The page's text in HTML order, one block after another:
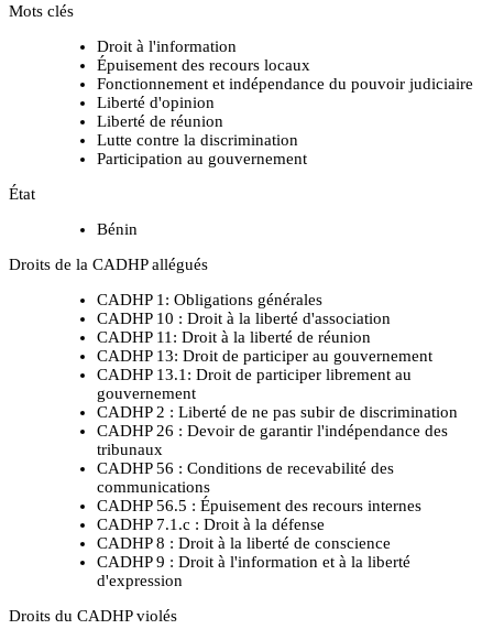
Mots clés
Droit à l'information
Épuisement des recours locaux
Fonctionnement et indépendance du pouvoir judiciaire
Liberté d'opinion
Liberté de réunion
Lutte contre la discrimination
Participation au gouvernement
État
Bénin
Droits de la CADHP allégués
CADHP 1: Obligations générales
CADHP 10 : Droit à la liberté d'association
CADHP 11: Droit à la liberté de réunion
CADHP 13: Droit de participer au gouvernement
CADHP 13.1: Droit de participer librement au
gouvernement
CADHP 2 : Liberté de ne pas subir de discrimination
CADHP 26 : Devoir de garantir l'indépendance des
tribunaux
CADHP 56 : Conditions de recevabilité des
communications
CADHP 56.5 : Épuisement des recours internes
CADHP 7.1.c : Droit à la défense
CADHP 8 : Droit à la liberté de conscience
CADHP 9 : Droit à l'information et à la liberté
d'expression
Droits du CADHP violés